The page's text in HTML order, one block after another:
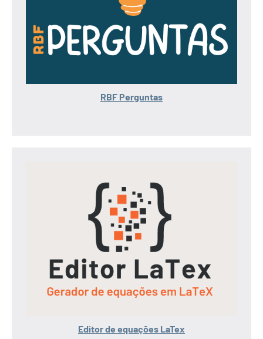
RBF Perguntas
Editor de equações LaTex